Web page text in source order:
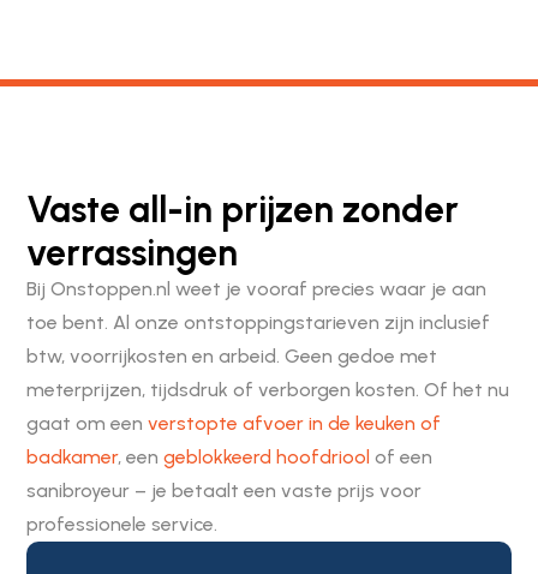
Vaste all-in prijzen zonder
verrassingen
Bij Onstoppen.nl weet je vooraf precies waar je aan
toe bent. Al onze ontstoppingstarieven zijn inclusief
btw, voorrijkosten en arbeid. Geen gedoe met
meterprijzen, tijdsdruk of verborgen kosten. Of het nu
gaat om eenverstopte afvoer in de keuken of
badkamer, eengeblokkeerd hoofdriool of een
sanibroyeur – je betaalt een vaste prijs voor
professionele service.